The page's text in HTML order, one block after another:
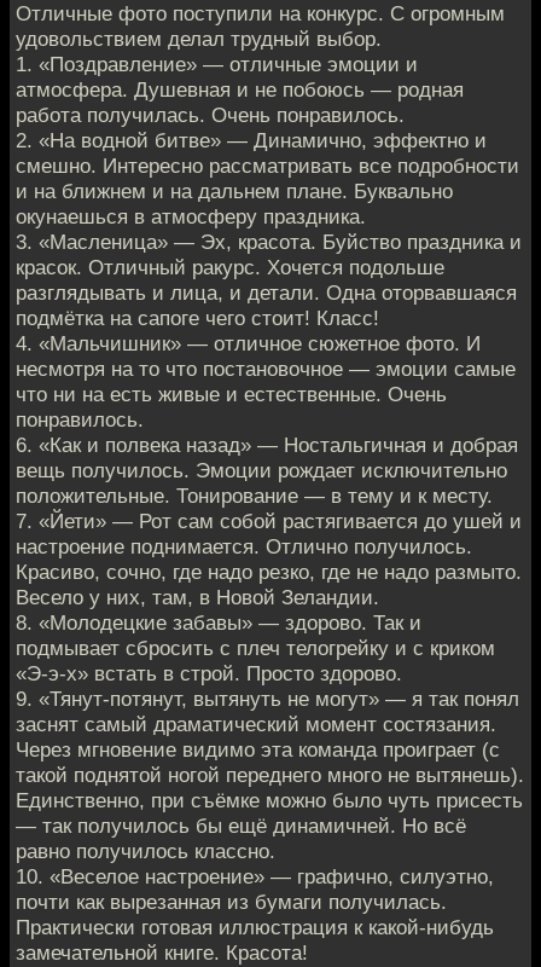
Отличные фото поступили на конкурс. С огромным
удовольствием делал трудный выбор.
1. «Поздравление» — отличные эмоции и
атмосфера. Душевная и не побоюсь — родная
работа получилась. Очень понравилось.
2. «На водной битве» — Динамично, эффектно и
смешно. Интересно рассматривать все подробности
и на ближнем и на дальнем плане. Буквально
окунаешься в атмосферу праздника.
3. «Масленица» — Эх, красота. Буйство праздника и
красок. Отличный ракурс. Хочется подольше
разглядывать и лица, и детали. Одна оторвавшаяся
подмётка на сапоге чего стоит! Класс!
4. «Мальчишник» — отличное сюжетное фото. И
несмотря на то что постановочное — эмоции самые
что ни на есть живые и естественные. Очень
понравилось.
6. «Как и полвека назад» — Ностальгичная и добрая
вещь получилось. Эмоции рождает исключительно
положительные. Тонирование — в тему и к месту.
7. «Йети» — Рот сам собой растягивается до ушей и
настроение поднимается. Отлично получилось.
Красиво, сочно, где надо резко, где не надо размыто.
Весело у них, там, в Новой Зеландии.
8. «Молодецкие забавы» — здорово. Так и
подмывает сбросить с плеч телогрейку и с криком
«Э-э-х» встать в строй. Просто здорово.
9. «Тянут-потянут, вытянуть не могут» — я так понял
заснят самый драматический момент состязания.
Через мгновение видимо эта команда проиграет (с
такой поднятой ногой переднего много не вытянешь).
Единственно, при съёмке можно было чуть присесть
— так получилось бы ещё динамичней. Но всё
равно получилось классно.
10. «Веселое настроение» — графично, силуэтно,
почти как вырезанная из бумаги получилась.
Практически готовая иллюстрация к какой-нибудь
замечательной книге. Красота!